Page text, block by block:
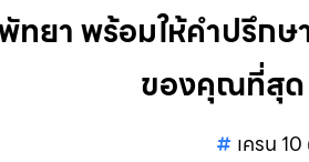
ทยา พร้อมให้คำปรึก
ของคุณที่สุด
เครน